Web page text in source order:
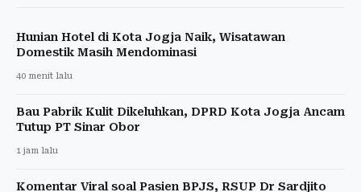
Hunian Hotel di Kota Jogja Naik, Wisatawan
Domestik Masih Mendominasi
40 menit lalu
Bau Pabrik Kulit Dikeluhkan, DPRD Kota Jogja Ancam
Tutup PT Sinar Obor
1 jam lalu
Komentar Viral soal Pasien BPJS, RSUP Dr Sardjito